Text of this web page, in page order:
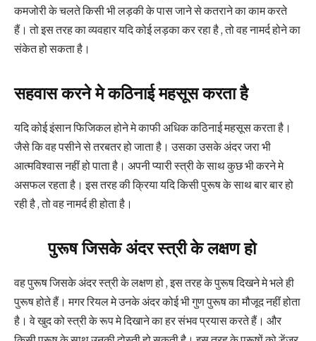
कमजोरी के चलते किसी भी लड़की के पास जाने से कतराने का काम करते
हैं। तो इस तरह का व्यवहार यदि कोई लड़का कर रहा है , तो वह नामर्द होने का
संकेत हो सकता है।
सहवास करने मे कठिनाई महसूस करता है
यदि कोई इंसान फिजिकल होने मे काफी अधिक कठिनाई महसूस करता है।
जैसे कि वह पसीने से तरबतर हो जाता है। उसका उसके अंदर जरा भी
आत्मविश्वास नहीं हो पाता है। अपनी प्यारी स्त्री के साथ कुछ भी करने मे
असफल रहता है। इस तरह की क्रिया यदि किसी पुरूष के साथ बार बार हो
रही है , तो वह नामर्द ही होता है।
पुरूष जिसके अंदर स्त्री के लक्षण हो
वह पुरूष जिसके अंदर स्त्री के लक्षण हो , इस तरह के पुरूष दिखने मे भले ही
पुरूष होते हैं। मगर रियल मे उनके अंदर कोई भी गुण पुरूष का मौजूद नहीं होता
है। वे खुद को स्त्री के रूप मे दिखाने का हर संभव प्रयास करते हैं। और